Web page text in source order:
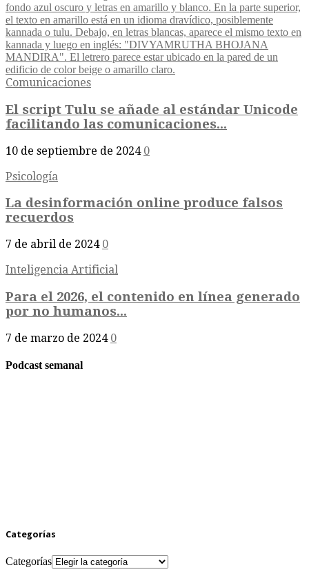
Comunicaciones
El script Tulu se añade al estándar Unicode
facilitando las comunicaciones...
10 de septiembre de 2024 0
Psicología
La desinformación online produce falsos
recuerdos
7 de abril de 2024 0
Inteligencia Artificial
Para el 2026, el contenido en línea generado
por no humanos...
7 de marzo de 2024 0
Podcast semanal
Categorías
Categorías